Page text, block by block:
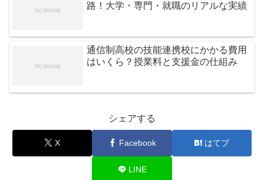
路！大学・専門・就職のリアルな実績
通信制高校の技能連携校にかかる費用
はいくら？授業料と支援金の仕組み
シェアする
X Facebook はてブ
LINE